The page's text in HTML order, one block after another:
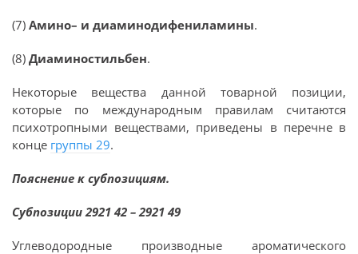
(7) Амино– и диаминодифениламины.
(8) Диаминостильбен.
Некоторые вещества данной товарной позиции,
которые по международным правилам считаются
психотропными веществами, приведены в перечне в
конце группы 29.
Пояснение к субпозициям.
Субпозиции 2921 42 – 2921 49
Углеводородные производные ароматического